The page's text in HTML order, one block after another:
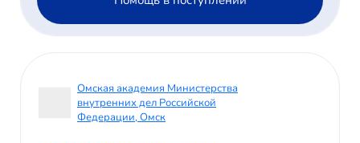
Омская академия Министерства
внутренних дел Российской
Федерации, Омск